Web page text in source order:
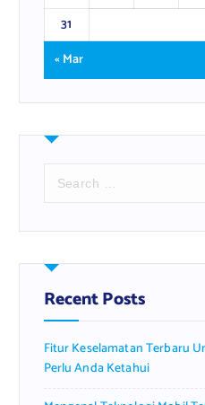
31
« Mar
r
h
f
o
:
Recent Posts
Fitur Keselamatan Terbaru
Perlu Anda Ketahui